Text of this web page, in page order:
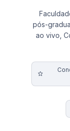
pós-
ao vivo,